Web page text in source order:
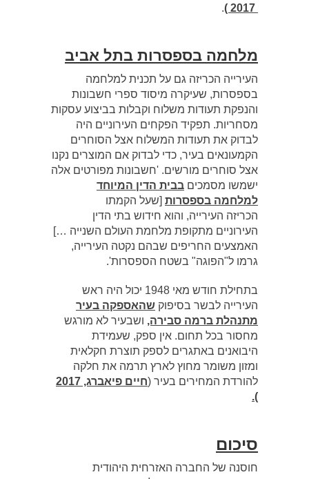
2017 )
.
מלחמה בספסרות בתל אביב
העירייה הכריזה גם על תכנית למלחמה
בספסרות, שעיקרה מיסוד ספרי חשבונות
והנפקת תעודות משלוח וקבלות בביצוע עסקות
מסחריות. תפקיד הפקחים העירוניים היה
לבדוק את תעודות המשלוח אצל הסוחרים
הקמעונאים בעיר, כדי לבדוק אם המוצרים נקנו
אצל סוחרים מורשים. 'חשבונות מפורטים אלה
ישמשו מסמכים בבית הדין המיוחד
למלחמה בספסרות [שעל הקמתו
הכריזה העירייה, והוא חידוש בתי הדין
העירוניים מתקופת מלחמת העולם השנייה …]
האמצעים החריפים שבהם נקטה העירייה,
גרמו ל"הפוגה" בשטח הספסרות'.
בתחילת חודש מאי ‏1948 יכול היה ראש
העירייה לבשר בסיפוק שהאספקה בעיר
מתנהלת ברמה סבירה, ושבעיר לא מורגש
מחסור בכל תחום. אין ספק, שעמידת
היבואנים באתגרים לספק תוצרת חקלאית
ומזון משומר מחוץ לארץ תרמה את חלקה
להורדת המחירים בעיר (
חיים פיאברג, 2017
).
סיכום
חוסנה של החברה האזרחית היהודית